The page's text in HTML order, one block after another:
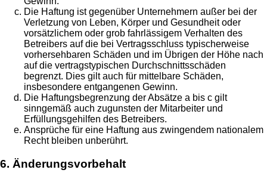
Die Haftung ist gegenüber Unternehmern außer bei der
Verletzung von Leben, Körper und Gesundheit oder
vorsätzlichem oder grob fahrlässigem Verhalten des
Betreibers auf die bei Vertragsschluss typischerweise
vorhersehbaren Schäden und im Übrigen der Höhe nach
auf die vertragstypischen Durchschnittsschäden
begrenzt. Dies gilt auch für mittelbare Schäden,
insbesondere entgangenen Gewinn.
Die Haftungsbegrenzung der Absätze a bis c gilt
sinngemäß auch zugunsten der Mitarbeiter und
Erfüllungsgehilfen des Betreibers.
Ansprüche für eine Haftung aus zwingendem nationalem
Recht bleiben unberührt.
6. Änderungsvorbehalt